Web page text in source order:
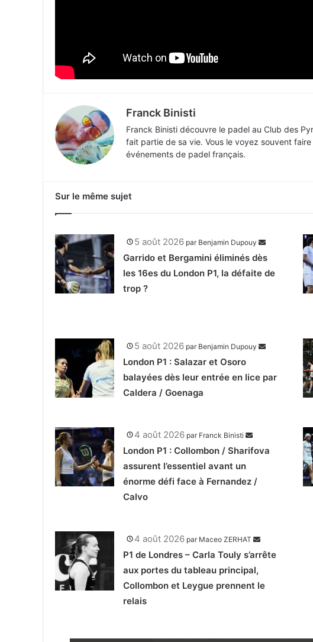
Franck Binisti
Franck Binisti découvre le padel au Club des
fait partie de sa vie. Vous le voyez souvent
événements de padel français.
Sur le même sujet
5 août 2026 par Benjamin Dupouy
Garrido et Bergamini éliminés dès
les 16es du London P1, la défaite de
trop ?
5 août 2026 par Benjamin Dupouy
London P1 : Salazar et Osoro
balayées dès leur entrée en lice par
Caldera / Goenaga
4 août 2026 par Franck Binisti
London P1 : Collombon / Sharifova
assurent l’essentiel avant un
énorme défi face à Fernandez /
Calvo
4 août 2026 par Maceo ZERHAT
P1 de Londres – Carla Touly s’arrête
aux portes du tableau principal,
Collombon et Leygue prennent le
relais